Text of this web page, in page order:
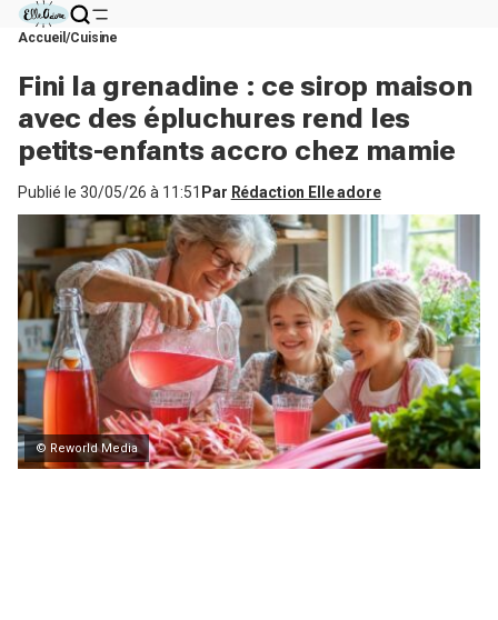
Accueil Cuisine
Fini la grenadine : ce sirop maison
avec des épluchures rend les
petits-enfants accro chez mamie
Publié le 30/05/26 à 11:51 Par Rédaction Elle adore
© Reworld Media